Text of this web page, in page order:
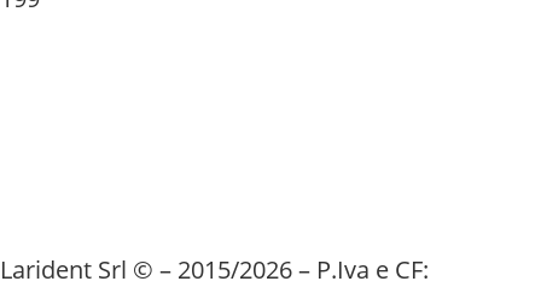
Larident Srl © – 2015/2026 – P.Iva e CF: